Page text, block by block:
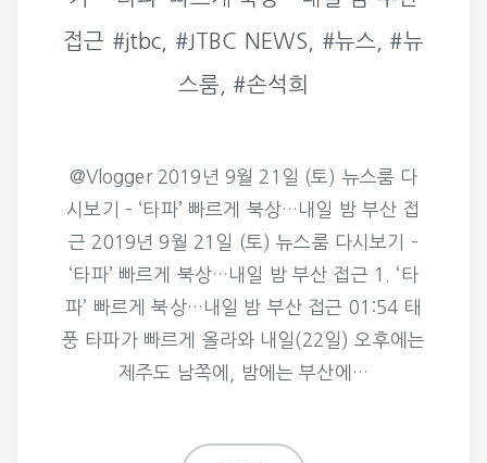
접근 #jtbc, #JTBC NEWS, #뉴스, #뉴
스룸, #손석희
@Vlogger 2019년 9월 21일 (토) 뉴스룸 다
시보기 – ‘타파’ 빠르게 북상…내일 밤 부산 접
근 2019년 9월 21일 (토) 뉴스룸 다시보기 –
‘타파’ 빠르게 북상…내일 밤 부산 접근 1. ‘타
파’ 빠르게 북상…내일 밤 부산 접근 01:54 태
풍 타파가 빠르게 올라와 내일(22일) 오후에는
제주도 남쪽에, 밤에는 부산에…